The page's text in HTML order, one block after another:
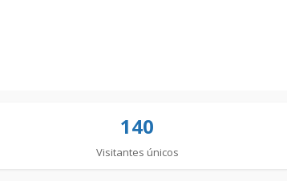
140
Visitantes únicos